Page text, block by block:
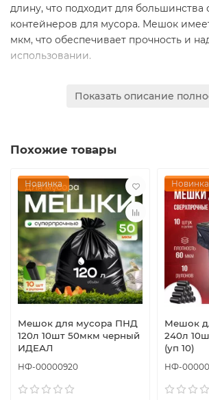
длину, что подходит для большинства
контейнеров для мусора. Мешок
мкм, что обеспечивает прочность и
использовании.
хочет защитить окружающую среду и
свалки и прочие участки в природе.
В общем, мешок для мусора ПВД 240
упаковке, это удобное и экономичное
вашей ежедневной жизни.
Показать описание
Похожие товары
Новинка
Мешок для мусора ПНД
120л 10шт 50мкм черный
ИДЕАЛ
НФ-00000920
Новинка
Мешок
240л
(уп 10)
НФ-